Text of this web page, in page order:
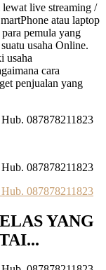
live streaming /
atau laptop
pemula yang
usaha Online.
usaha
cara
penjualan yang
YANG
.